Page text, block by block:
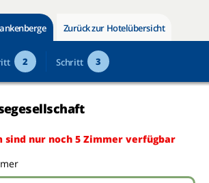
Zurück zur Hotelübersicht
2 Schritt 3
sind nur noch 5 Zimmer verfügbar